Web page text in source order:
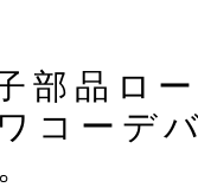
部品ロ
コーデ